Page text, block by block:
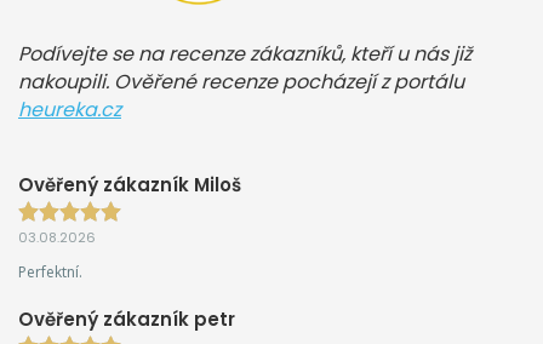
Podívejte se na recenze zákazníků, kteří u nás již
nakoupili. Ověřené recenze pocházejí z portálu
heureka.cz
Ověřený zákazník Miloš
03.08.2026
Perfektní.
Ověřený zákazník petr